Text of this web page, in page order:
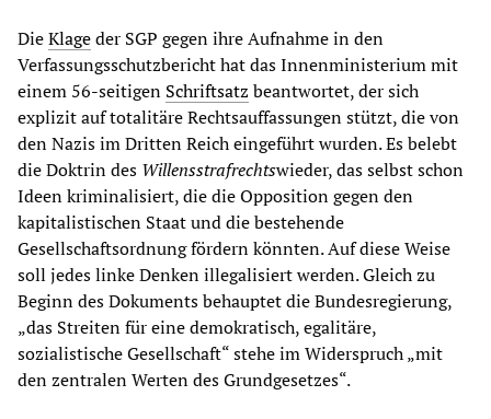
DieKlageder SGP gegen ihre Aufnahme in den
Verfassungsschutzbericht hat das Innenministerium mit
einem 56-seitigen Schriftsatz beantwortet, der sich
explizit auf totalitäre Rechtsauffassungen stützt, die von
den Nazis im Dritten Reich eingeführt wurden. Es belebt
die Doktrin des Willensstrafrechtswieder, das selbst schon
Ideen kriminalisiert, die die Opposition gegen den
kapitalistischen Staat und die bestehende
Gesellschaftsordnung fördern könnten. Auf diese Weise
soll jedes linke Denken illegalisiert werden. Gleich zu
Beginn des Dokuments behauptet die Bundesregierung,
„das Streiten für eine demokratisch, egalitäre,
sozialistische Gesellschaft“ stehe im Widerspruch „mit
den zentralen Werten des Grundgesetzes“.